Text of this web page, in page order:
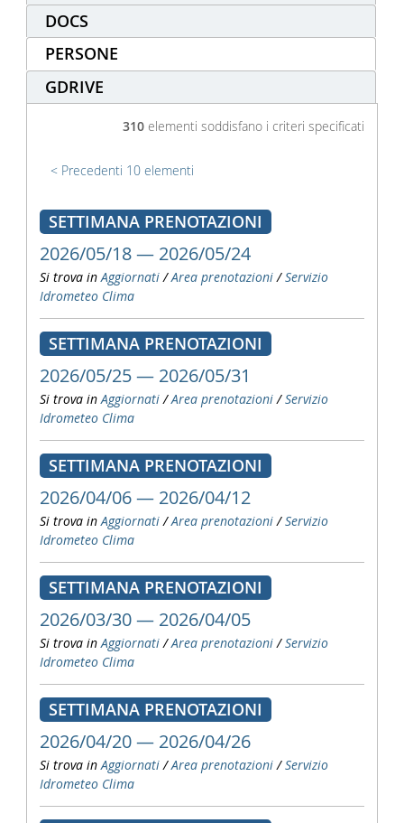
DOCS
PERSONE
GDRIVE
310 elementi soddisfano i criteri specificati
Precedenti 10 elementi
SETTIMANA PRENOTAZIONI
2026/05/18 — 2026/05/24
Si trova in Aggiornati /Area prenotazioni /Servizio
Idrometeo Clima
SETTIMANA PRENOTAZIONI
2026/05/25 — 2026/05/31
Si trova in Aggiornati /Area prenotazioni /Servizio
Idrometeo Clima
SETTIMANA PRENOTAZIONI
2026/04/06 — 2026/04/12
Si trova in Aggiornati /Area prenotazioni /Servizio
Idrometeo Clima
SETTIMANA PRENOTAZIONI
2026/03/30 — 2026/04/05
Si trova in Aggiornati /Area prenotazioni /Servizio
Idrometeo Clima
SETTIMANA PRENOTAZIONI
2026/04/20 — 2026/04/26
Si trova in Aggiornati /Area prenotazioni /Servizio
Idrometeo Clima